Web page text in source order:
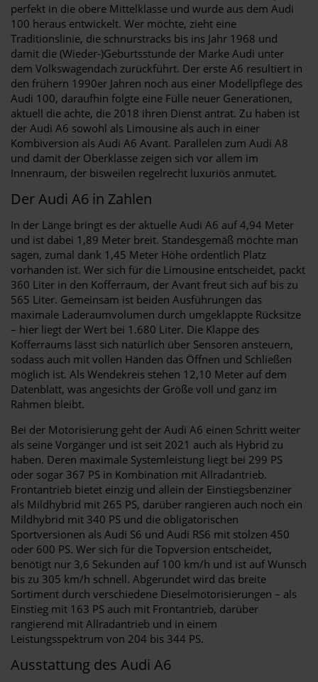
perfekt in die obere Mittelklasse und wurde aus dem Audi
100 heraus entwickelt. Wer möchte, zieht eine
Traditionslinie, die schnurstracks bis ins Jahr 1968 und
damit die (Wieder-)Geburtsstunde der Marke Audi unter
dem Volkswagendach zurückführt. Der erste A6 resultiert in
den frühern 1990er Jahren noch aus einer Modellpflege des
Audi 100, daraufhin folgte eine Fülle neuer Generationen,
aktuell die achte, die 2018 ihren Dienst antrat. Zu haben ist
der Audi A6 sowohl als Limousine als auch in einer
Kombiversion als Audi A6 Avant. Parallelen zum Audi A8
und damit der Oberklasse zeigen sich vor allem im
Innenraum, der bisweilen regelrecht luxuriös anmutet.
Der Audi A6 in Zahlen
In der Länge bringt es der aktuelle Audi A6 auf 4,94 Meter
und ist dabei 1,89 Meter breit. Standesgemäß möchte man
sagen, zumal dank 1,45 Meter Höhe ordentlich Platz
vorhanden ist. Wer sich für die Limousine entscheidet, packt
360 Liter in den Kofferraum, der Avant freut sich auf bis zu
565 Liter. Gemeinsam ist beiden Ausführungen das
maximale Laderaumvolumen durch umgeklappte Rücksitze
– hier liegt der Wert bei 1.680 Liter. Die Klappe des
Kofferraums lässt sich natürlich über Sensoren ansteuern,
sodass auch mit vollen Händen das Öffnen und Schließen
möglich ist. Als Wendekreis stehen 12,10 Meter auf dem
Datenblatt, was angesichts der Größe voll und ganz im
Rahmen bleibt.
Bei der Motorisierung geht der Audi A6 einen Schritt weiter
als seine Vorgänger und ist seit 2021 auch als Hybrid zu
haben. Deren maximale Systemleistung liegt bei 299 PS
oder sogar 367 PS in Kombination mit Allradantrieb.
Frontantrieb bietet einzig und allein der Einstiegsbenziner
als Mildhybrid mit 265 PS, darüber rangieren auch noch ein
Mildhybrid mit 340 PS und die obligatorischen
Sportversionen als Audi S6 und Audi RS6 mit stolzen 450
oder 600 PS. Wer sich für die Topversion entscheidet,
benötigt nur 3,6 Sekunden auf 100 km/h und ist auf Wunsch
bis zu 305 km/h schnell. Abgerundet wird das breite
Sortiment durch verschiedene Dieselmotorisierungen – als
Einstieg mit 163 PS auch mit Frontantrieb, darüber
rangierend mit Allradantrieb und in einem
Leistungsspektrum von 204 bis 344 PS.
Ausstattung des Audi A6